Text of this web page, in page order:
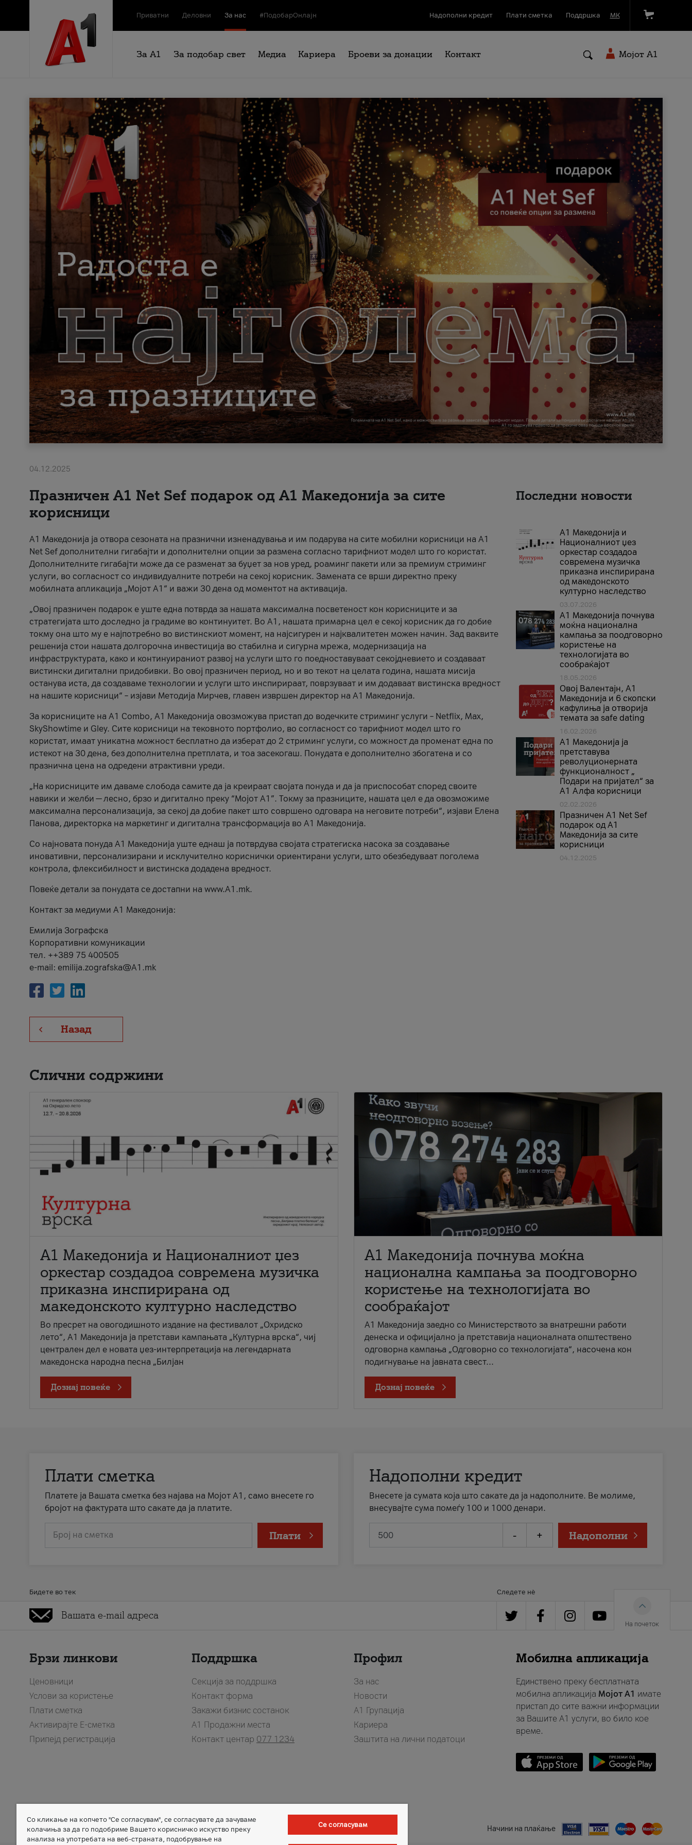
Приватни Деловни За нас #ПодобарОнлајн Надополни кредит Плати сметка Поддршка МК
За А1 За подобар свет Медиа Кариера Броеви за донации Контакт Мојот A1
04.12.2025
Празничен A1 Net Sеf подарок од А1 Македонија за сите
корисници
А1 Македонија ја отвора сезоната на празнични изненадувања и им подарува на сите мобилни корисници на A1
Net Sef дополнителни гигабајти и дополнителни опции за размена согласно тарифниот модел што го користат.
Дополнителните гигабајти може да се разменат за буџет за нов уред, роаминг пакети или за премиум стриминг
услуги, во согласност со индивидуалните потреби на секој корисник. Замената се врши директно преку
мобилната апликација „Мојот А1“ и важи 30 дена од моментот на активација.
„Овој празничен подарок е уште една потврда за нашата максимална посветеност кон корисниците и за
стратегијата што доследно ја градиме во континуитет. Во А1, нашата примарна цел е секој корисник да го добие
токму она што му е најпотребно во вистинскиот момент, на најсигурен и најквалитетен можен начин. Зад ваквите
решенија стои нашата долгорочна инвестиција во стабилна и сигурна мрежа, модернизација на
инфраструктурата, како и континуираниот развој на услуги што го поедноставуваат секојдневието и создаваат
вистински дигитални придобивки. Во овој празничен период, но и во текот на целата година, нашата мисија
останува иста, да создаваме технологии и услуги што инспирираат, поврзуваат и им додаваат вистинска вредност
на нашите корисници“ – изјави Методија Мирчев, главен извршен директор на А1 Македонија.
За корисниците на A1 Combo, А1 Македонија овозможува пристап до водечките стриминг услуги – Netflix, Max,
SkyShowtime и Gley. Сите корисници на тековното портфолио, во согласност со тарифниот модел што го
користат, имаат уникатна можност бесплатно да изберат до 2 стриминг услуги, со можност да променат една по
истекот на 30 дена, без дополнителна претплата, и тоа засекогаш. Понудата е дополнително збогатена и со
празнична цена на одредени атрактивни уреди.
„На корисниците им даваме слобода самите да ја креираат својата понуда и да ја приспособат според своите
навики и желби — лесно, брзо и дигитално преку “Мојот А1”. Токму за празниците, нашата цел е да овозможиме
максимална персонализација, за секој да добие пакет што совршено одговара на неговите потреби“, изјави Елена
Панова, директорка на маркетинг и дигитална трансформација во А1 Македонија.
Со најновата понуда А1 Македонија уште еднаш ја потврдува својата стратегиска насока за создавање
иновативни, персонализирани и исклучително кориснички ориентирани услуги, што обезбедуваат поголема
контрола, флексибилност и вистинска додадена вредност.
Повеќе детали за понудата се достапни на www.А1.mk.
Контакт за медиуми А1 Македонија:
Емилија Зографска
Корпоративни комуникации
тел. ++389 75 400505
e-mail: emilija.zografska@A1.mk
Назад
Последни новости
А1 Македонија и
Националниот џез
оркестар создадоа
современа музичка
приказна инспирирана
од македонското
културно наследство
03.07.2026
A1 Македонија почнува
моќна национална
кампања за поодговорно
користење на
технологијата во
сообраќајот
18.05.2026
Овој Валентајн, A1
Македонија и 6 скопски
кафулиња ја отворија
темата за safe dating
16.02.2026
А1 Македонија ја
претставува
револуционерната
функционалност „
Подари на пријател“ за
А1 Алфа корисници
02.02.2026
Празничен A1 Net Sеf
подарок од А1
Македонија за сите
корисници
04.12.2025
Слични содржини
А1 Македонија и Националниот џез
оркестар создадоа современа музичка
приказна инспирирана од
македонското културно наследство
Во пресрет на овогодишното издание на фестивалот „Охридско
лето“, А1 Македонија ја претстави кампањата „Културна врска“, чиј
централен дел е новата џез-интерпретација на легендарната
македонска народна песна „Билјан
Дознај повеќе
A1 Македонија почнува моќна
национална кампања за поодговорно
користење на технологијата во
сообраќајот
A1 Македонија заедно со Министерството за внатрешни работи
денеска и официјално ја претставија националната општествено
одговорна кампања „Одговорно со технологијата“, насочена кон
подигнување на јавната свест...
Дознај повеќе
Плати сметка
Платете ја Вашата сметка без најава на Мојот А1, само внесете го
бројот на фактурата што сакате да ја платите.
Број на сметка Плати
Надополни кредит
Внесете ја сумата која што сакате да ја надополните. Ве молиме,
внесувајте сума помеѓу 100 и 1000 денари.
- + Надополни
Бидете во тек Следете нè
На почеток
Брзи линкови
Ценовници
Услови за користење
Плати сметка
Активирајте Е-сметка
Припејд регистрација
Поддршка
Секција за поддршка
Контакт форма
Закажи бизнис состанок
A1 Продажни места
Контакт центар 077 1234
Профил
За нас
Новости
А1 Групација
Кариера
Заштита на лични податоци
Мобилна апликација
Единствено преку бесплатната
мобилна апликација Мојот A1 имате
пристап до сите важни информации
за Вашите A1 услуги, во било кое
време.
Member of Начини на плаќање
Со кликање на копчето "Се согласувам", се согласувате да зачуваме
колачиња за да го подобриме Вашето корисничко искуство преку
анализа на употребата на веб-страната, подобрување на
Се согласувам